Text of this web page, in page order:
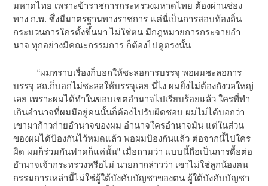
มหาดไทย เพราะข้าราชการกระทรวงมหาดไทย ต้องผ่านช่อง
ทาง ก.พ. ซึ่งมีมาตรฐานทางราชการ แต่นี่เป็นการสอบท้องถิ่น
กระบวนการใครตั้งขึ้นมา ไม่ใช่ตน มีกฎหมายการกระจายอำ
นาจ ทุกอย่างมีคณะกรรมการ ก็ต้องไปดูตรงนั้น
“ผมทราบเรื่องก็บอกให้ชะลอการบรรจุ พอผมชะลอการ
บรรจุ สถ.ก็บอกไม่ชะลอให้บรรจุเลย นี่ไง ผมยิ่งไม่ต้องกังวลใหญ่
เลย เพราะผมได้ทำในขอบเขตอำนาจไปเรียบร้อยแล้ว ใครที่ทำ
เกินอำนาจที่ผมมีอยู่คนนั้นก็ต้องไปรับผิดชอบ ผมไม่ได้บอกว่า
เขามาก้าวก่ายอำนาจของผม อำนาจใครอำนาจมัน แต่ในส่วน
ของผมได้ป้องกันไว้หมดแล้ว พอผมป้องกันแล้ว ต่อจากนี้ไปใคร
ผิด ผมก็ร่วมกันฟาดก็แค่นั้น” เมื่อถามว่า แบบนี้ถือเป็นการดื้อต่อ
อำนาจเจ้ากระทรวงหรือไม่ นายกฯกล่าวว่า เขาไม่ใช่ลูกน้องตน
กรรมการเหล่านี้ไม่ใช่ผู้ใต้บังคับบัญชาของตน ผู้ใต้บังคับบัญชา